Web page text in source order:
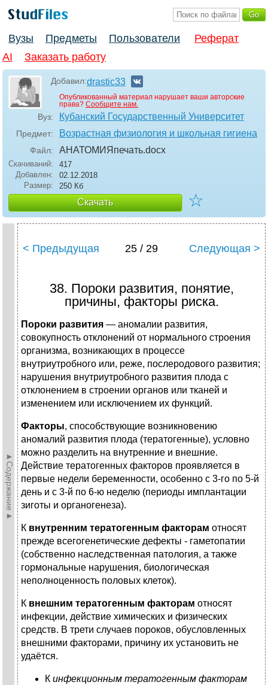
Вузы Предметы Пользователи
Реферат
AI
Заказать работу
Добавил:drastic33
Опубликованный материал нарушает ваши авторские
права? Сообщите нам.
Вуз: Кубанский Государственный Университет
Предмет: Возрастная физиология и школьная гигиена
Файл: АНАТОМИЯпечать.docx
Скачиваний:
417
Добавлен:
02.12.2018
Размер:
250 Кб
Скачать ☆
►Содержание►
< Предыдущая 25 / 29 Следующая >
38. Пороки развития, понятие,
причины, факторы риска.
Пороки развития — аномалии развития,
совокупность отклонений от нормального строения
организма, возникающих в процессе
внутриутробного или, реже, послеродового развития;
нарушения внутриутробного развития плода с
отклонением в строении органов или тканей и
изменением или исключением их функций.
Факторы, способствующие возникновению
аномалий развития плода (тератогенные), условно
можно разделить на внутренние и внешние.
Действие тератогенных факторов проявляется в
первые недели беременности, особенно с 3-го по 5-й
день и с 3-й по 6-ю неделю (периоды имплантации
зиготы и органогенеза).
К внутренним тератогенным факторам относят
прежде всегогенетические дефекты - гаметопатии
(собственно наследственная патология, а также
гормональные нарушения, биологическая
неполноценность половых клеток).
К внешним тератогенным факторам относят
инфекции, действие химических и физических
средств. В трети случаев пороков, обусловленных
внешними факторами, причину их установить не
удаётся.
К инфекционным тератогенным факторам